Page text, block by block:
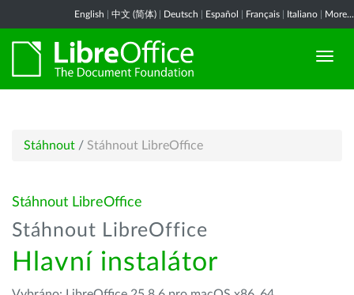
English 中文 (简体) Deutsch Español Français Italiano More...
Stáhnout / Stáhnout LibreOffice
Stáhnout LibreOffice
Stáhnout LibreOffice
Hlavní instalátor